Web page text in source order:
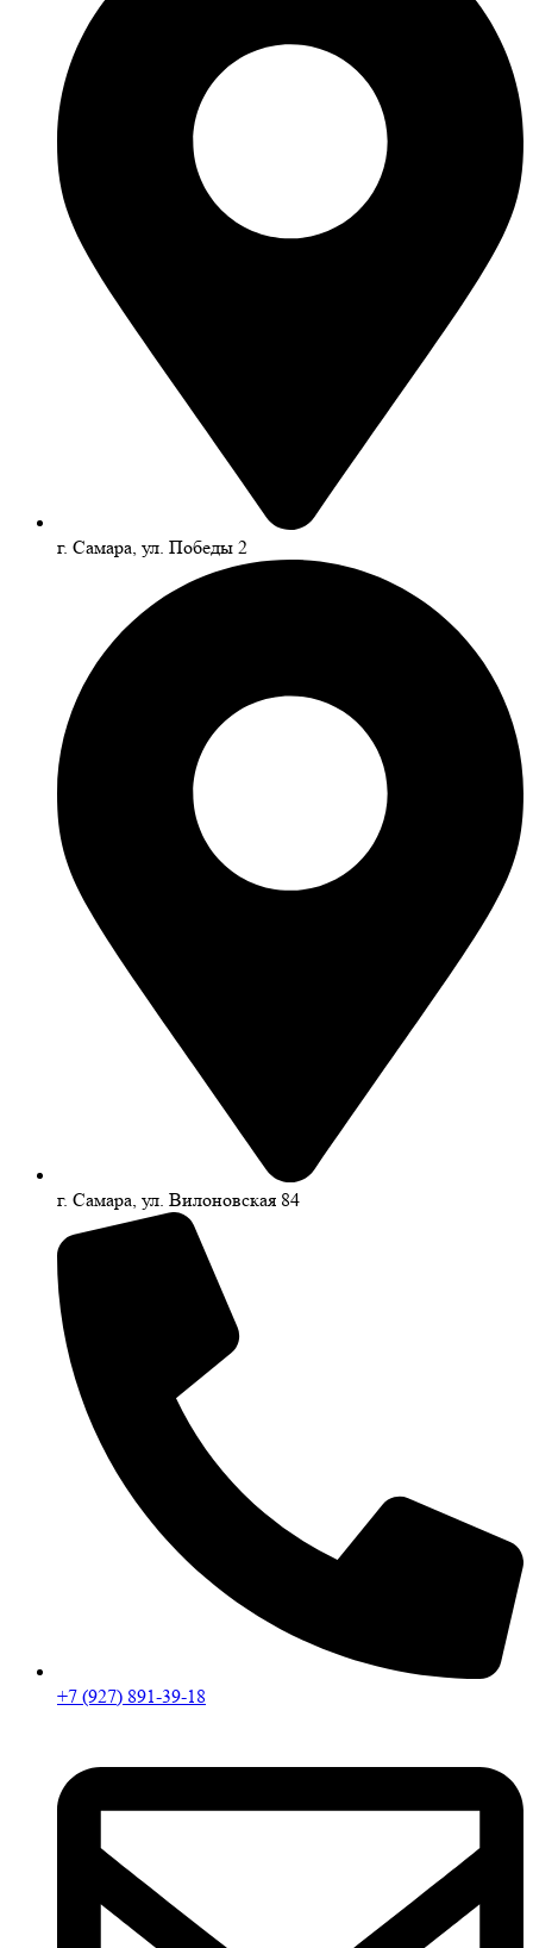
г. Самара, ул. Победы 2
г. Самара, ул. Вилоновская 84
+7 (927) 891-39-18